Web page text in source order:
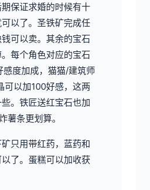
保证求婚的时候有十
以了。圣铁矿完成任
可以卖。其余的宝石
每个角色对应的宝石
感度加成，猫猫/建筑师
可以加100好感，这两
。铁匠送红宝石也加
薯条更划算。
只用带红药，蓝药和
了。蛋糕可以加收获